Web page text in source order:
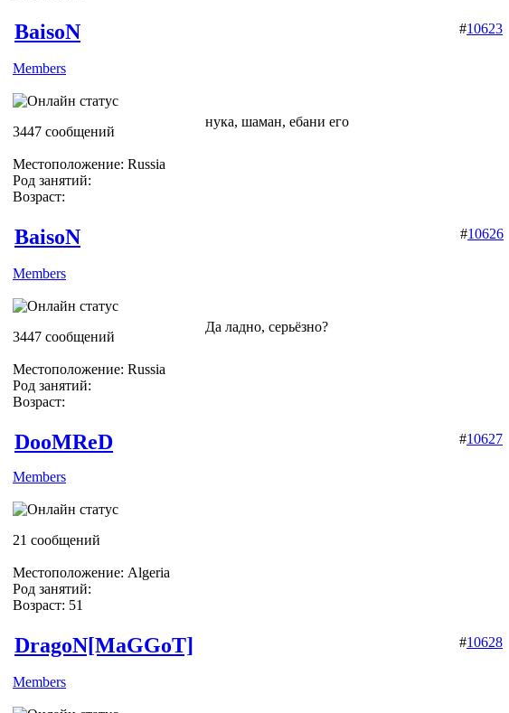
BaisoN
Members
3447 сообщений
Местоположение: Russia
Род занятий:
Возраст:
#10623
нука, шаман, ебани его
BaisoN
Members
3447 сообщений
Местоположение: Russia
Род занятий:
Возраст:
#10626
Да ладно, серьёзно?
DooMReD
Members
21 сообщений
Местоположение: Algeria
Род занятий:
Возраст: 51
#10627
DragoN[MaGGoT]
Members
#10628